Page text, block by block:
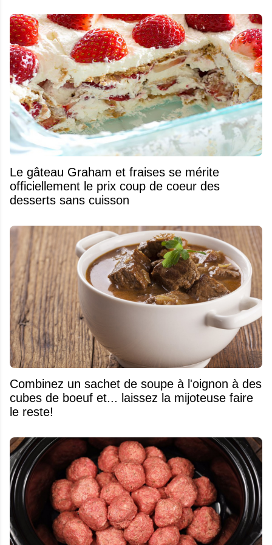
Le gâteau Graham et fraises se mérite
officiellement le prix coup de coeur des
desserts sans cuisson
Combinez un sachet de soupe à l'oignon à des
cubes de boeuf et... laissez la mijoteuse faire
le reste!